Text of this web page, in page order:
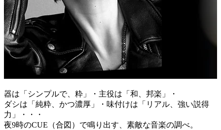
器は「シンプルで、粋」・主役は「和、邦楽」・
ダシは「純粋、かつ濃厚」・味付けは「リアル、強い説得
力」・・・
夜9時のCUE（合図）で鳴り出す、素敵な音楽の調べ。